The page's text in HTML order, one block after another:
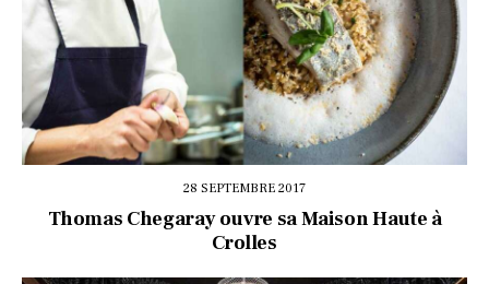
28 SEPTEMBRE 2017
Thomas Chegaray ouvre sa Maison Haute à
Crolles